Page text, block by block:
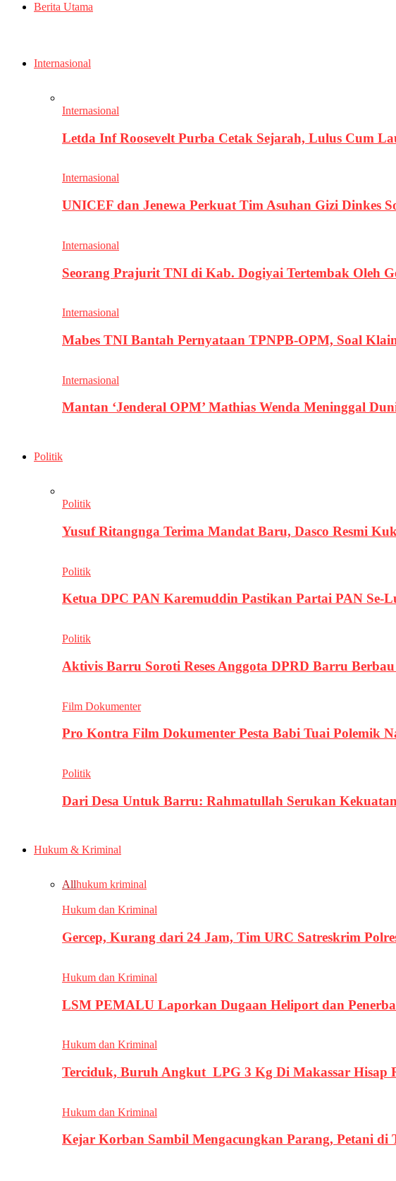
Berita Utama
Internasional
Internasional
Letda Inf Roosevelt Purba Cetak Sejarah, Lulus Cum
Internasional
UNICEF dan Jenewa Perkuat Tim Asuhan Gizi Dinkes
Internasional
Seorang Prajurit TNI di Kab. Dogiyai Tertembak Oleh
Internasional
Mabes TNI Bantah Pernyataan TPNPB-OPM, Soal
Internasional
Mantan ‘Jenderal OPM’ Mathias Wenda Meninggal
Politik
Politik
Yusuf Ritangnga Terima Mandat Baru, Dasco Resmi
Politik
Ketua DPC PAN Karemuddin Pastikan Partai PAN
Politik
Aktivis Barru Soroti Reses Anggota DPRD Barru
Film Dokumenter
Pro Kontra Film Dokumenter Pesta Babi Tuai Polemik
Politik
Dari Desa Untuk Barru: Rahmatullah Serukan
Hukum & Kriminal
Allhukum kriminal
Hukum dan Kriminal
Gercep, Kurang dari 24 Jam, Tim URC Satreskrim
Hukum dan Kriminal
LSM PEMALU Laporkan Dugaan Heliport dan
Hukum dan Kriminal
Terciduk, Buruh Angkut LPG 3 Kg Di Makassar Hisap
Hukum dan Kriminal
Kejar Korban Sambil Mengacungkan Parang, Petani